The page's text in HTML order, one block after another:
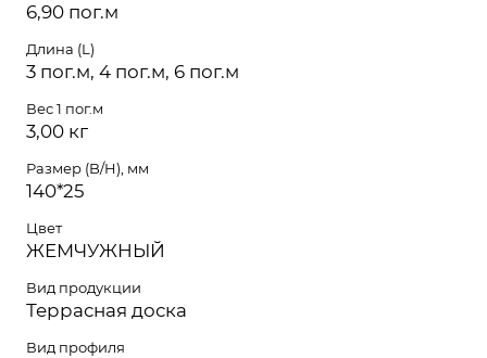
6,90 пог.м
Длина (L)
3 пог.м, 4 пог.м, 6 пог.м
Вес 1 пог.м
3,00 кг
Размер (B/H), мм
140*25
Цвет
ЖЕМЧУЖНЫЙ
Вид продукции
Террасная доска
Вид профиля